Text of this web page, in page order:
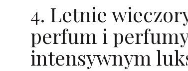
4. Letnie
perfum i
intensywnym